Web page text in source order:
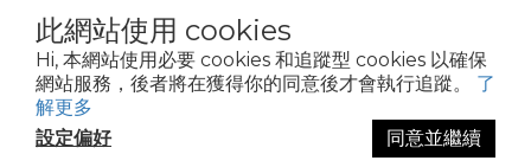
此網站使用 cookies
Hi, 本網站使用必要 cookies 和追蹤型 cookies 以確保
網站服務，後者將在獲得你的同意後才會執行追蹤。 了
解更多
設定偏好
同意並繼續
© 2018 ALIEN EVOLUTION STUDIO®